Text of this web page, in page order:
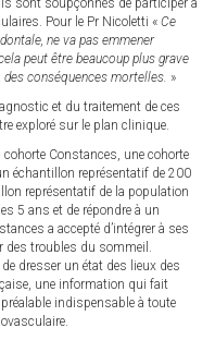
sont soupçonnés de participer à
Pour le Pr Nicoletti « Ce
ne va pas emmener
peut être beaucoup plus grave
des conséquences mortelles. »
et du traitement de ces
exploré sur le plan clinique.
cohorte Constances, une cohorte
échantillon représentatif de 200
représentatif de la population
5 ans et de répondre à un
a accepté d’intégrer à ses
des troubles du sommeil.
dresser un état des lieux des
une information qui fait
indispensable à toute